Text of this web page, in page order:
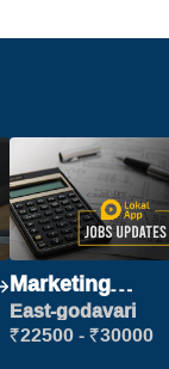
Marketing
Executive
East-godavari
₹22500 - ₹30000